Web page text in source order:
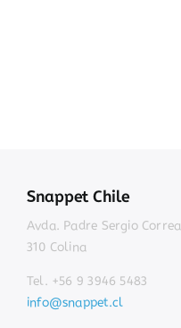
Snappet Chile
Avda. Padre Sergio
310 Colina
Tel. +56 9 3946 5483
info@snappet.cl